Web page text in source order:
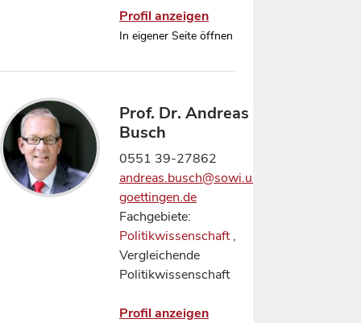
Profil anzeigen
In eigener Seite öffnen
Prof. Dr. Andreas
Busch
0551 39-27862
andreas.busch@sowi.uni-
goettingen.de
Fachgebiete:
Politikwissenschaft,
Vergleichende
Politikwissenschaft
Profil anzeigen